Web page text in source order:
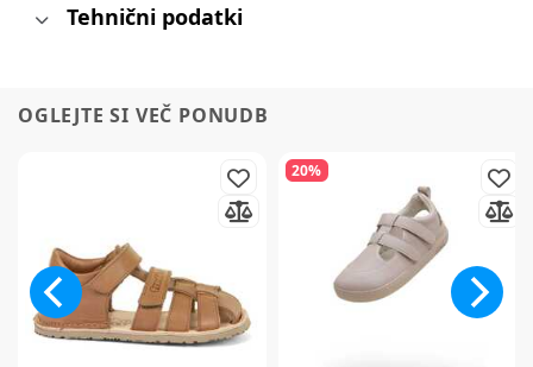
Tehnični podatki
OGLEJTE SI VEČ PONUDB
20%